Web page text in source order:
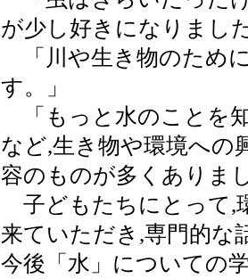
が少し好きになりまし
「川や生き物のため
す。」
「もっと水のことを
など,生き物や環境への
容のものが多くありま
子どもたちにとって,
来ていただき,専門的な
今後「水」についての